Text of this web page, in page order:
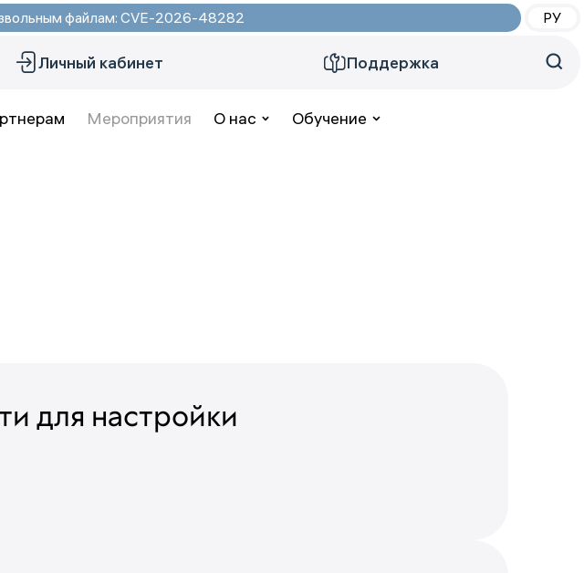
файлам: CVE-2026-48282 РУ
Личный кабинет Поддержка
Мероприятия О нас Обучение
для настройки